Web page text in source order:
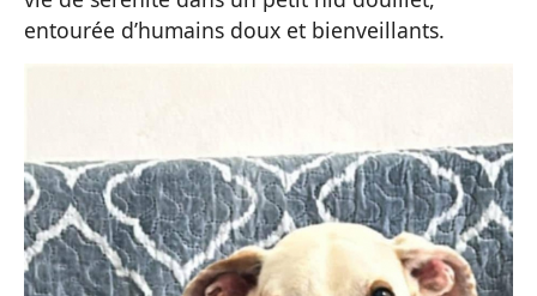
entourée d’humains doux et bienveillants.